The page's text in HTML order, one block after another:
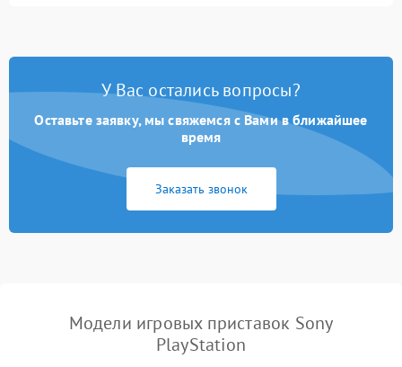
ИзображениеУ Вас остались вопросы?
Оставьте заявку, мы свяжемся с Вами в ближайшее
время
Заказать звонок
Модели игровых приставок Sony
PlayStation